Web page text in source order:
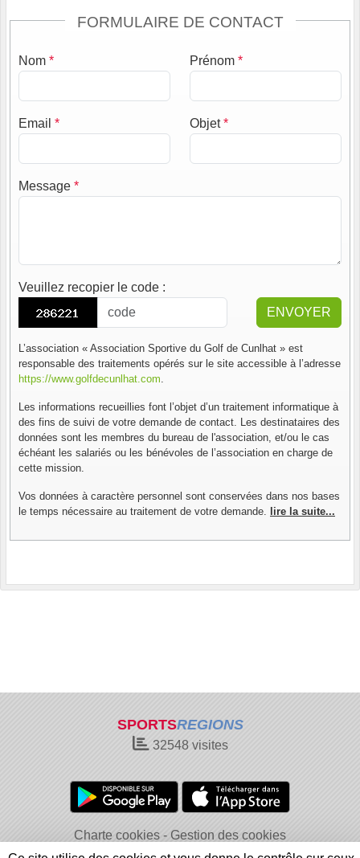
FORMULAIRE DE CONTACT
Nom * Prénom *
Email * Objet*
Message *
Veuillez recopier le code :
ENVOYER
L’association « Association Sportive du Golf de Cunlhat » est
responsable des traitements opérés sur le site accessible à l’adresse
https://www.golfdecunlhat.com.
Les informations recueillies font l’objet d’un traitement informatique à
des fins de suivi de votre demande de contact. Les destinataires des
données sont les membres du bureau de l'association, et/ou le cas
échéant les salariés ou les bénévoles de l’association en charge de
cette mission.
Vos données à caractère personnel sont conservées dans nos bases
le temps nécessaire au traitement de votre demande.
lire la suite...
SPORTSREGIONS
32548visites
Charte cookies
Gestion des cookies
Informations légales
Signaler un contenu inapproprié